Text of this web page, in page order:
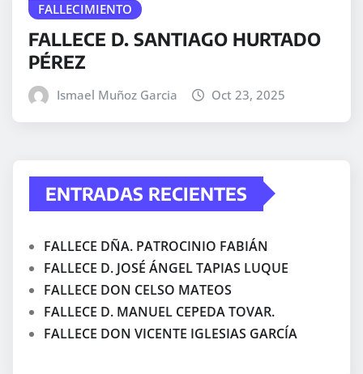
FALLECIMIENTO
FALLECE D. SANTIAGO HURTADO
PÉREZ
Ismael Muñoz Garcia Oct 23, 2025
ENTRADAS RECIENTES
FALLECE DÑA. PATROCINIO FABIÁN
FALLECE D. JOSÉ ÁNGEL TAPIAS LUQUE
FALLECE DON CELSO MATEOS
FALLECE D. MANUEL CEPEDA TOVAR.
FALLECE DON VICENTE IGLESIAS GARCÍA